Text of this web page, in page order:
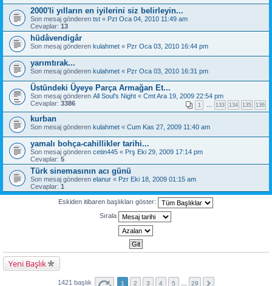
2000'li yılların en iyilerini siz belirleyin...
Son mesaj gönderen tst « Pzt Oca 04, 2010 11:49 am
Cevaplar: 13
hüdâvendigâr
Son mesaj gönderen kulahmet « Pzr Oca 03, 2010 16:44 pm
yarımtırak...
Son mesaj gönderen kulahmet « Pzr Oca 03, 2010 16:31 pm
Üstündeki Üyeye Parça Armağan Et...
Son mesaj gönderen All Soul's Night « Cmt Ara 19, 2009 22:54 pm
Cevaplar: 3386 1 133 134 135 136
kurban
Son mesaj gönderen kulahmet « Cum Kas 27, 2009 11:40 am
yamalı bohça-cahillikler tarihi...
Son mesaj gönderen cetin445 « Prş Eki 29, 2009 17:14 pm
Cevaplar: 5
Türk sinemasının acı günü
Son mesaj gönderen elanur « Pzr Eki 18, 2009 01:15 am
Cevaplar: 1
Eskiden itibaren başlıkları göster:
Sırala
Yeni Başlık
1421 başlık 1 2 3 4 5 29